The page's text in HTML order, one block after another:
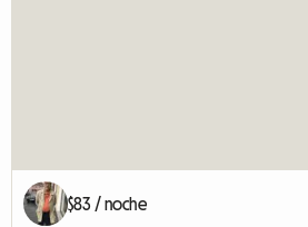
$83 / noche